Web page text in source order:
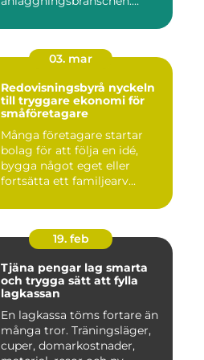
03. mar
Redovisningsbyrå nyckeln
till tryggare ekonomi för
småföretagare
Många företagare startar
bolag för att följa en idé,
bygga något eget eller
fortsätta ett familjearv...
19. feb
Tjäna pengar lag smarta
och trygga sätt att fylla
lagkassan
En lagkassa töms fortare än
många tror. Träningsläger,
cuper, domarkostnader,